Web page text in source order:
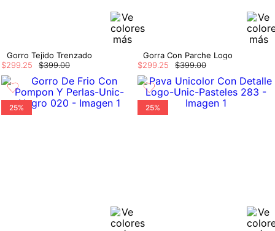
Gorro Tejido Trenzado
$399.00
$299 25
Gorra Con Parche Logo
$399.00
$299 25
25% 25%